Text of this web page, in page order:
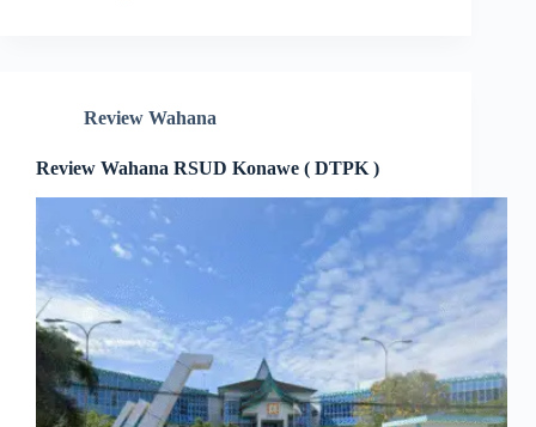
Review Wahana
Review Wahana RSUD Konawe ( DTPK )